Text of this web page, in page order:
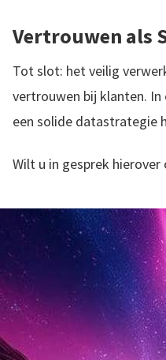
Vertrouwen als
Tot slot: het veilig
vertrouwen bij klanten.
een solide datastrategie
Wilt u in gesprek